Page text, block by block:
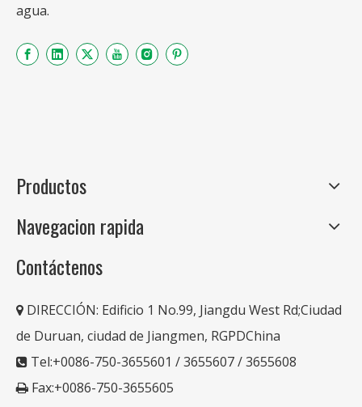
agua.
Productos
Navegacion rapida
Contáctenos
 DIRECCIÓN: Edificio 1 No.99, Jiangdu West Rd;Ciudad
de Duruan, ciudad de Jiangmen, RGPDChina
 Tel:+0086-750-3655601 / 3655607 / 3655608
 Fax:+0086-750-3655605